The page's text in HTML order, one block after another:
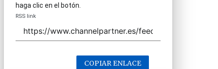
haga clic en el botón.
RSS link
COPIAR ENLACE